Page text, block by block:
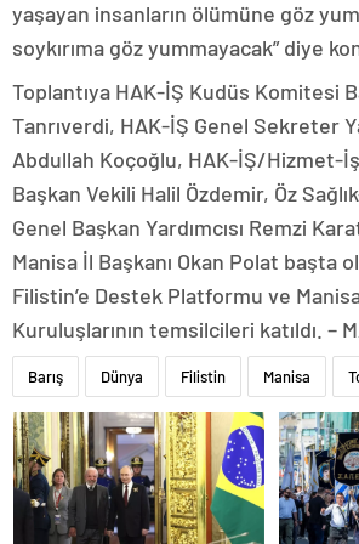
yaşayan insanların ölümüne göz
soykırıma göz yummayacak” diye
Toplantıya HAK-İŞ Kudüs Komitesi
Tanrıverdi, HAK-İŞ Genel Sekreter
Abdullah Koçoğlu, HAK-İŞ/Hizmet-
Başkan Vekili Halil Özdemir, Öz
Genel Başkan Yardımcısı Remzi
Manisa İl Başkanı Okan Polat başta
Filistin’e Destek Platformu ve
Kuruluşlarının temsilcileri katıldı. –
Barış Dünya Filistin Manisa